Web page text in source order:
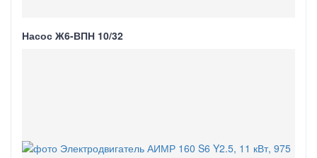
Насос Ж6-ВПН 10/32